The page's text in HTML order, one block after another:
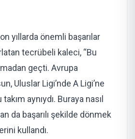
yıllarda önemli başarılar
tecrübeli kaleci, “Bu
geçti. Avrupa
Uluslar Ligi’nde A Ligi’ne
aynıydı. Buraya nasıl
da başarılı şekilde dönmek
kullandı.